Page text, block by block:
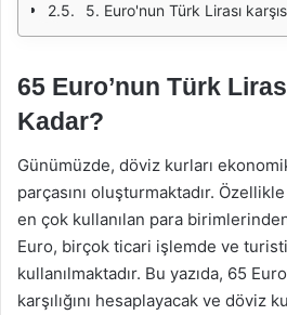
5. Euro'nun Türk Lirası
65 Euro’nun Türk
Kadar?
Günümüzde, döviz kurları
parçasını oluşturmaktadır.
en çok kullanılan para
Euro, birçok ticari işlemde ve
kullanılmaktadır. Bu yazıda, 65
karşılığını hesaplayacak ve döviz